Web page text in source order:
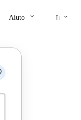
Aiuto keyboard_arrow_down It keyboard_arrow_down